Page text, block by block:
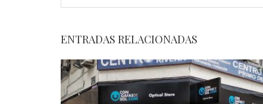
ENTRADAS RELACIONADAS